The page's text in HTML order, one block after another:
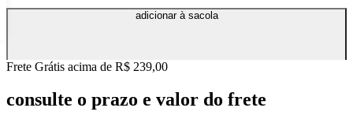
adicionar à sacola
Frete Grátis acima de R$ 239,00
consulte o prazo e valor do frete